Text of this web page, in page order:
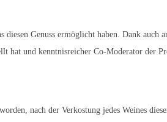
diesen Genuss ermöglicht haben. Dank auch
hat und kenntnisreicher Co-Moderator der
nach der Verkostung jedes Weines